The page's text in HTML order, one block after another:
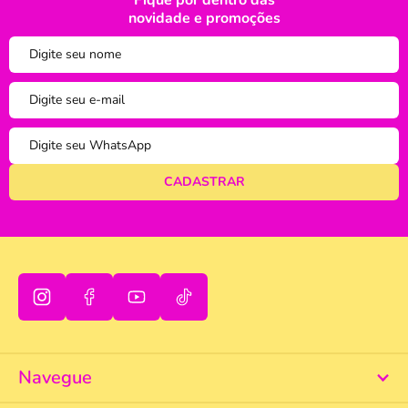
novidade e promoções
Navegue
tudo bem